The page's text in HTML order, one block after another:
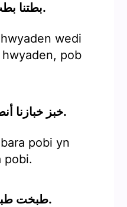
1. بطتنا بطت بطن بطتكم كلكم.
wedi
pob
2. خبز خبازنا أنضف من خبز خبازكم.
pobi yn
pobi.
3. طبخت طبختين بباط بطيختين.